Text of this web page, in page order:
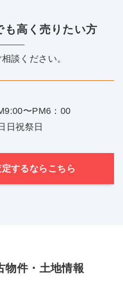
も高く売りたい方
談ください。
〜PM6：00
日祝祭日
するならこちら
物件・土地情報